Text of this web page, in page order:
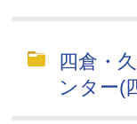
四倉・
ンター(